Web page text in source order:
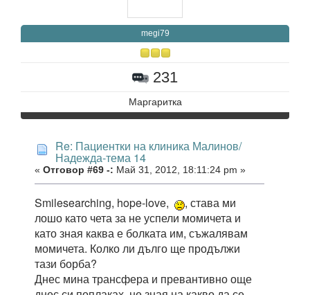
megi79
231
Маргаритка
Re: Пациентки на клиника Малинов/
Надежда-тема 14
« Отговор #69 -: Май 31, 2012, 18:11:24 pm »
Smilesearching, hope-love,
, става ми
лошо като чета за не успели момичета и
като зная каква е болката им, съжалявам
момичета. Колко ли дълго ще продължи
тази борба?
Днес мина трансфера и превантивно още